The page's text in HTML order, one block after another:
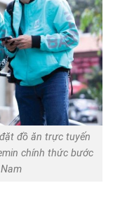
đồ ăn trực tuyến
chính thức bước